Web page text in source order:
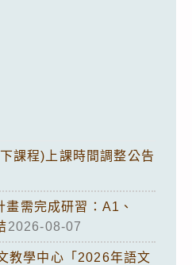
課程)上課時間調整公告
需完成研習：A1、
2026-08-07
教學中心「2026年語文